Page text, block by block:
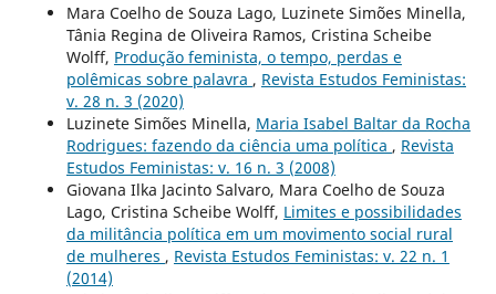
Mara Coelho de Souza Lago, Luzinete Simões Minella,
Tânia Regina de Oliveira Ramos, Cristina Scheibe
Wolff, Produção feminista, o tempo, perdas e
polêmicas sobre palavra , Revista Estudos Feministas:
v. 28 n. 3 (2020)
Luzinete Simões Minella, Maria Isabel Baltar da Rocha
Rodrigues: fazendo da ciência uma política , Revista
Estudos Feministas: v. 16 n. 3 (2008)
Giovana Ilka Jacinto Salvaro, Mara Coelho de Souza
Lago, Cristina Scheibe Wolff, Limites e possibilidades
da militância política em um movimento social rural
de mulheres , Revista Estudos Feministas: v. 22 n. 1
(2014)